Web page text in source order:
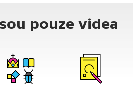
pouze videa